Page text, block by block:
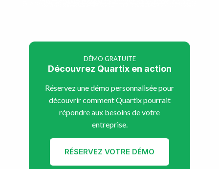
DÉMO GRATUITE
Découvrez Quartix en action
Réservez une démo personnalisée pour
découvrir comment Quartix pourrait
répondre aux besoins de votre
entreprise.
RÉSERVEZ VOTRE DÉMO